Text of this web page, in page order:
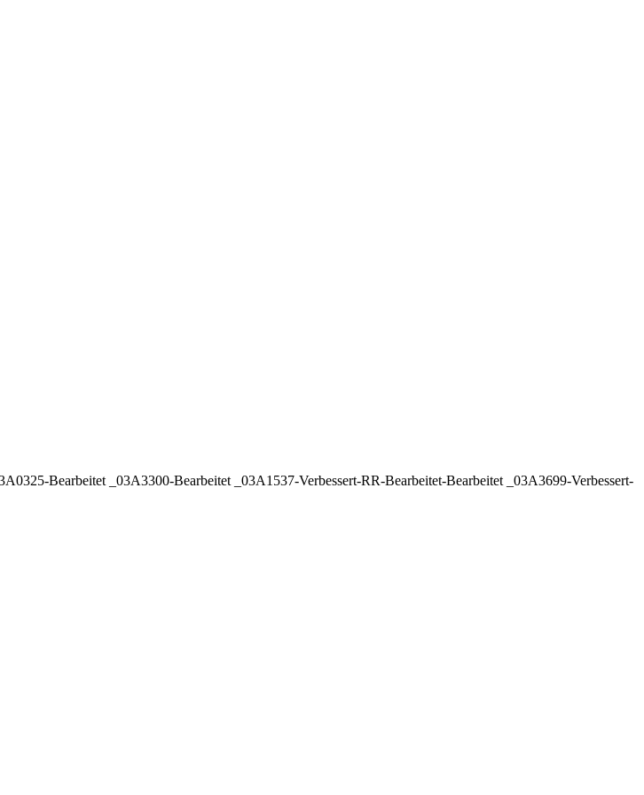
Bearbeitet _03A3300-Bearbeitet _03A1537-Verbessert-RR-Bearbeitet-Bearbeitet _03A3699-Verbessert-